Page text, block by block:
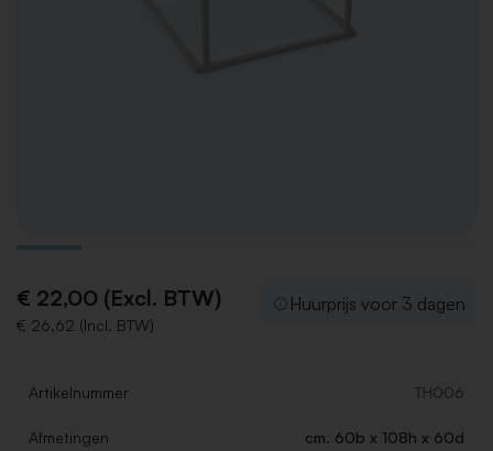
€ 22,00 (Excl. BTW)
€ 26,62 (Incl. BTW)
Huurprijs voor 3 dagen
Artikelnummer TH006
Afmetingen cm. 60b x 108h x 60d